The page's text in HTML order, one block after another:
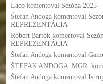
Lacokomentoval Sezóna 2025
Štefan Andogakomentoval
REPREZENTÁCIA
Róbert Bartókkomentoval
REPREZENTÁCIA
Štefan Andogakomentoval
ŠTEFAN ANDOGA, MGR.
Štefan Andogakomentoval